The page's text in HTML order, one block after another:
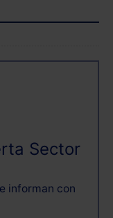
Sector
informan con